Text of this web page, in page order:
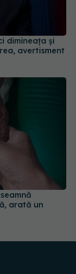
avertisment
arată un